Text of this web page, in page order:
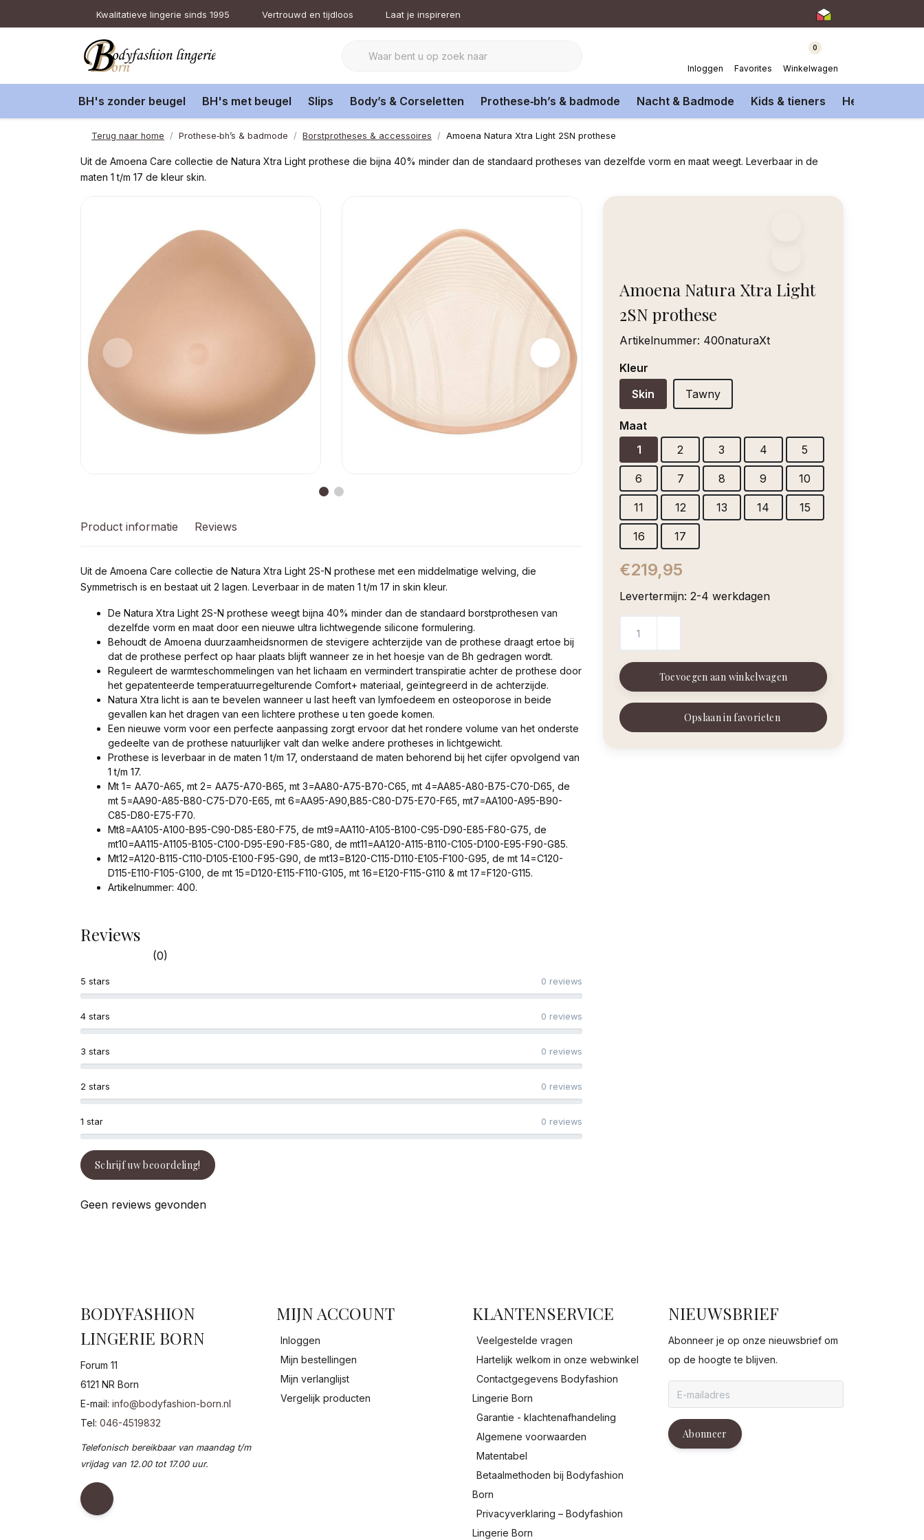
Kwalitatieve lingerie sinds 1995 Vertrouwd en tijdloos Laat je inspireren
Inloggen Favorites
0
Winkelwagen
BH's zonder beugel BH's met beugel Slips Body’s & Corseletten Prothese‑bh’s & badmode Nacht & Badmode Kids & tieners Heren
Terug naar home Prothese‑bh’s & badmode Borstprotheses & accessoires Amoena Natura Xtra Light 2SN prothese
Uit de Amoena Care collectie de Natura Xtra Light prothese die bijna 40% minder dan de standaard protheses van dezelfde vorm en maat weegt. Leverbaar in de
maten 1 t/m 17 de kleur skin.
Amoena Natura Xtra Light
2SN prothese
Artikelnummer: 400naturaXt
Kleur
Skin
Tawny
Maat
1
2 3 4 5
6 7 8 9 10
11 12 13 14 15
16 17
€219,95
Levertermijn: 2-4 werkdagen
Toevoegen aan winkelwagen
Opslaan in favorieten
Product informatie Reviews
Uit de Amoena Care collectie de Natura Xtra Light 2S-N prothese met een middelmatige welving, die
Symmetrisch is en bestaat uit 2 lagen. Leverbaar in de maten 1 t/m 17 in skin kleur.
De Natura Xtra Light 2S-N prothese weegt bijna 40% minder dan de standaard borstprothesen van
dezelfde vorm en maat door een nieuwe ultra lichtwegende silicone formulering.
Behoudt de Amoena duurzaamheidsnormen de stevigere achterzijde van de prothese draagt ertoe bij
dat de prothese perfect op haar plaats blijft wanneer ze in het hoesje van de Bh gedragen wordt.
Reguleert de warmteschommelingen van het lichaam en vermindert transpiratie achter de prothese door
het gepatenteerde temperatuurregelturende Comfort+ materiaal, geïntegreerd in de achterzijde.
Natura Xtra licht is aan te bevelen wanneer u last heeft van lymfoedeem en osteoporose in beide
gevallen kan het dragen van een lichtere prothese u ten goede komen.
Een nieuwe vorm voor een perfecte aanpassing zorgt ervoor dat het rondere volume van het onderste
gedeelte van de prothese natuurlijker valt dan welke andere protheses in lichtgewicht.
Prothese is leverbaar in de maten 1 t/m 17, onderstaand de maten behorend bij het cijfer opvolgend van
1 t/m 17.
Mt 1= AA70-A65, mt 2= AA75-A70-B65, mt 3=AA80-A75-B70-C65, mt 4=AA85-A80-B75-C70-D65, de
mt 5=AA90-A85-B80-C75-D70-E65, mt 6=AA95-A90,B85-C80-D75-E70-F65, mt7=AA100-A95-B90-
C85-D80-E75-F70.
Mt8=AA105-A100-B95-C90-D85-E80-F75, de mt9=AA110-A105-B100-C95-D90-E85-F80-G75, de
mt10=AA115-A1105-B105-C100-D95-E90-F85-G80, de mt11=AA120-A115-B110-C105-D100-E95-F90-G85.
Mt12=A120-B115-C110-D105-E100-F95-G90, de mt13=B120-C115-D110-E105-F100-G95, de mt 14=C120-
D115-E110-F105-G100, de mt 15=D120-E115-F110-G105, mt 16=E120-F115-G110 & mt 17=F120-G115.
Artikelnummer: 400.
Reviews
(0)
1 star 0 reviews
2 stars 0 reviews
3 stars 0 reviews
4 stars 0 reviews
5 stars 0 reviews
Schrijf uw beoordeling!
Geen reviews gevonden
BODYFASHION
LINGERIE BORN
Forum 11
6121 NR Born
E-mail: info@bodyfashion-born.nl
Tel: 046-4519832
Telefonisch bereikbaar van maandag t/m
vrijdag van 12.00 tot 17.00 uur.
MIJN ACCOUNT
Inloggen
Mijn bestellingen
Mijn verlanglijst
Vergelijk producten
KLANTENSERVICE
Veelgestelde vragen
Hartelijk welkom in onze webwinkel
Contactgegevens Bodyfashion
Lingerie Born
Garantie - klachtenafhandeling
Algemene voorwaarden
Matentabel
Betaalmethoden bij Bodyfashion
Born
Privacyverklaring – Bodyfashion
Lingerie Born
NIEUWSBRIEF
Abonneer je op onze nieuwsbrief om
op de hoogte te blijven.
Abonneer